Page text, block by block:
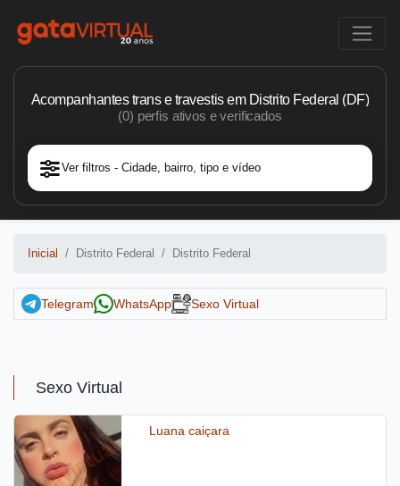
Acompanhantes trans e travestis em Distrito Federal (DF)
(0) perfis ativos e verificados
Ver filtros - Cidade, bairro, tipo e vídeo
Inicial Distrito Federal Distrito Federal
Telegram WhatsApp Sexo Virtual
Sexo Virtual
Luana caiçara